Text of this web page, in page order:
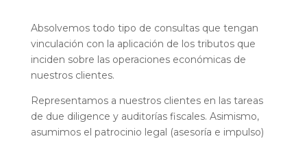
Absolvemos todo tipo de consultas que tengan
vinculación con la aplicación de los tributos que
inciden sobre las operaciones económicas de
nuestros clientes.
Representamos a nuestros clientes en las tareas
de due diligence y auditorías fiscales. Asimismo,
asumimos el patrocinio legal (asesoría e impulso)